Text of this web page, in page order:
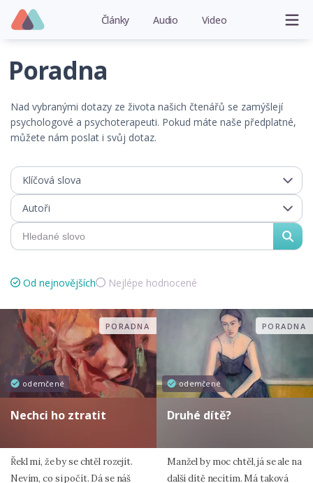
Články Audio Video
Poradna
Nad vybranými dotazy ze života našich čtenářů se zamýšlejí
psychologové a psychoterapeuti. Pokud máte naše předplatné,
můžete nám poslat i svůj dotaz.
Klíčová slova
Autoři
Od nejnovějších Nejlépe hodnocené
odemčené
PORADNA
Nechci ho ztratit
Řekl mi, že by se chtěl rozejít.
Nevím, co si počít. Dá se náš
odemčené
PORADNA
Druhé dítě?
Manžel by moc chtěl, já se ale na
další dítě necítím. Má taková